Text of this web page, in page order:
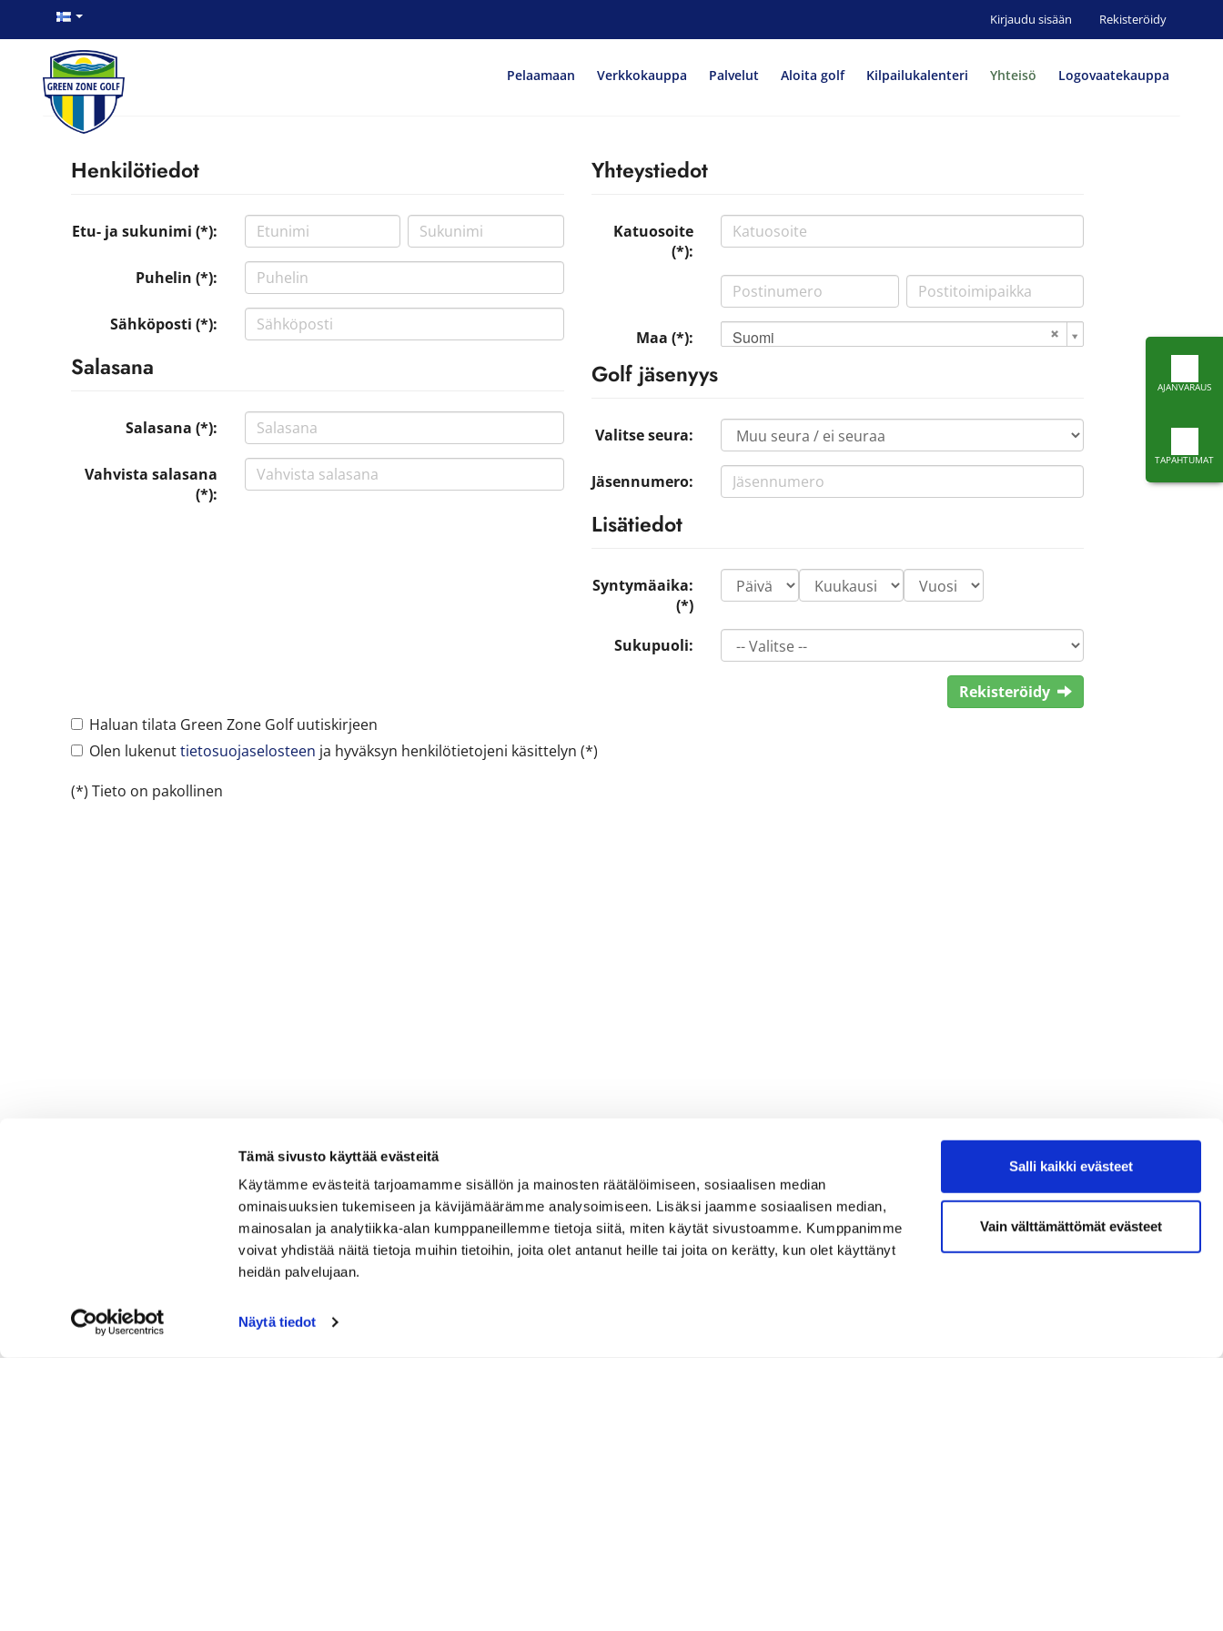
Tämä sivusto käyttää evästeitä
Käytämme evästeitä tarjoamamme sisällön ja mainosten räätälöimiseen, sosiaalisen median
ominaisuuksien tukemiseen ja kävijämäärämme analysoimiseen. Lisäksi jaamme sosiaalisen median,
mainosalan ja analytiikka-alan kumppaneillemme tietoja siitä, miten käytät sivustoamme. Kumppanimme
voivat yhdistää näitä tietoja muihin tietoihin, joita olet antanut heille tai joita on kerätty, kun olet käyttänyt
heidän palvelujaan.
Näytä tiedot
Salli kaikki evästeet
Vain välttämättömät evästeet
Kirjaudu sisään Rekisteröidy
Pelaamaan Verkkokauppa Palvelut Aloita golf Kilpailukalenteri Yhteisö Logovaatekauppa
AJANVARAUS
TAPAHTUMAT
Henkilötiedot
Etu- ja sukunimi (*):
Puhelin (*):
Sähköposti (*):
Salasana
Salasana (*):
Vahvista salasana
(*):
Yhteystiedot
Katuosoite
(*):
Maa (*): Suomi
Golf jäsenyys
Valitse seura:
Jäsennumero:
Lisätiedot
Syntymäaika:
(*)
Sukupuoli:
Rekisteröidy
Haluan tilata Green Zone Golf uutiskirjeen
Olen lukenuttietosuojaselosteen ja hyväksyn henkilötietojeni käsittelyn (*)
(*) Tieto on pakollinen